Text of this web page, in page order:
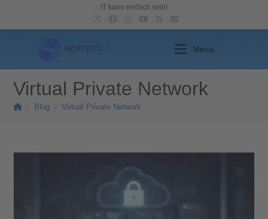
IT kann einfach sein!
Menü
Virtual Private Network
Blog Virtual Private Network